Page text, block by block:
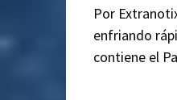
Por
enfriando
contiene el